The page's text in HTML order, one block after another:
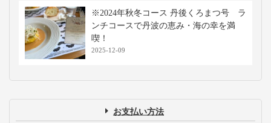
※2024年秋冬コース 丹後くろまつ号 ラ
ンチコースで丹波の恵み・海の幸を満
喫！
2025-12-09
お支払い方法